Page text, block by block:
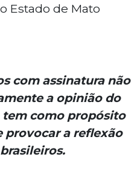
Estado de Mato
com assinatura não
a opinião do
como propósito
provocar a reflexão